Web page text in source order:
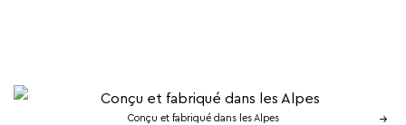
Conçu et fabriqué dans les Alpes